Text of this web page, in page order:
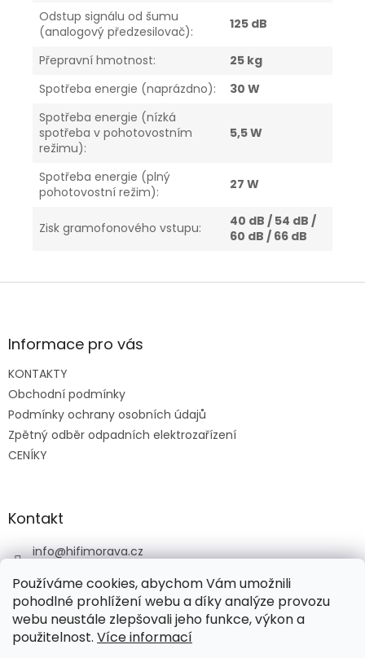
Používáme cookies, abychom Vám umožnili
pohodlné prohlížení webu a díky analýze provozu
webu neustále zlepšovali jeho funkce, výkon a
použitelnost. Více informací
Odstup signálu od šumu
(analogový předzesilovač): 125 dB
Přepravní hmotnost:
25 kg
Spotřeba energie (naprázdno):
30 W
Spotřeba energie (nízká
spotřeba v pohotovostním
režimu):
5,5 W
Spotřeba energie (plný
pohotovostní režim): 27 W
Zisk gramofonového vstupu:
40 dB / 54 dB /
60 dB / 66 dB
Z
aInformace pro vás
KONTAKTY
Obchodní podmínky
Podmínky ochrany osobních údajů
Zpětný odběr odpadních elektrozařízení
CENÍKY
Kontakt
info@hifimorava.cz
+420 722 705 125
+420 774 037 152
HI-FI Morava